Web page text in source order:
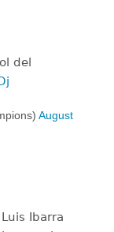
del
August
Ibarra